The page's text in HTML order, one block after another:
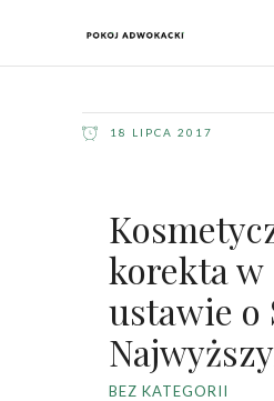
18 LIPCA 2017
korekta w
ustawie o
BEZ KATEGORII